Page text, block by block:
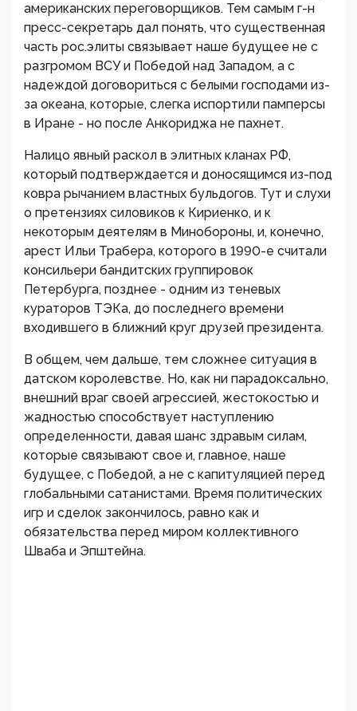
американских переговорщиков. Тем самым г-н
пресс-секретарь дал понять, что существенная
часть рос.элиты связывает наше будущее не с
разгромом ВСУ и Победой над Западом, а с
надеждой договориться с белыми господами из-
за океана, которые, слегка испортили памперсы
в Иране - но после Анкориджа не пахнет.
Налицо явный раскол в элитных кланах РФ,
который подтверждается и доносящимся из-под
ковра рычанием властных бульдогов. Тут и слухи
о претензиях силовиков к Кириенко, и к
некоторым деятелям в Минобороны, и, конечно,
арест Ильи Трабера, которого в 1990-е считали
консильери бандитских группировок
Петербурга, позднее - одним из теневых
кураторов ТЭКа, до последнего времени
входившего в ближний круг друзей президента.
В общем, чем дальше, тем сложнее ситуация в
датском королевстве. Но, как ни парадоксально,
внешний враг своей агрессией, жестокостью и
жадностью способствует наступлению
определенности, давая шанс здравым силам,
которые связывают свое и, главное, наше
будущее, с Победой, а не с капитуляцией перед
глобальными сатанистами. Время политических
игр и сделок закончилось, равно как и
обязательства перед миром коллективного
Шваба и Эпштейна.